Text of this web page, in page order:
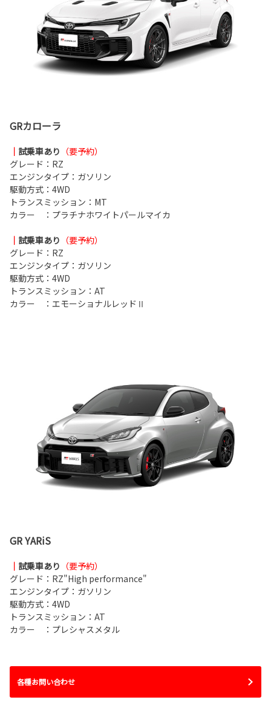
GRカローラ
｜ 試乗車あり （要予約）
グレード：RZ
エンジンタイプ：ガソリン
駆動方式：4WD
トランスミッション：MT
カラー ：プラチナホワイトパールマイカ
｜ 試乗車あり （要予約）
グレード：RZ
エンジンタイプ：ガソリン
駆動方式：4WD
トランスミッション：AT
カラー ：エモーショナルレッドⅡ
GR YARiS
｜ 試乗車あり （要予約）
グレード：RZ"High performance"
エンジンタイプ：ガソリン
駆動方式：4WD
トランスミッション：AT
カラー ：プレシャスメタル
各種お問い合わせ